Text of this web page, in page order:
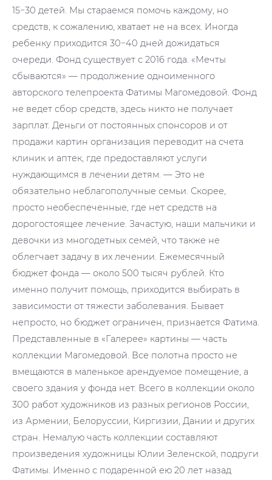
15−30 детей. Мы стараемся помочь каждому, но
средств, к сожалению, хватает не на всех. Иногда
ребенку приходится 30−40 дней дожидаться
очереди. Фонд существует с 2016 года. «Мечты
сбываются» — продолжение одноименного
авторского телепроекта Фатимы Магомедовой. Фонд
не ведет сбор средств, здесь никто не получает
зарплат. Деньги от постоянных спонсоров и от
продажи картин организация переводит на счета
клиник и аптек, где предоставляют услуги
нуждающимся в лечении детям. — Это не
обязательно неблагополучные семьи. Скорее,
просто необеспеченные, где нет средств на
дорогостоящее лечение. Зачастую, наши мальчики и
девочки из многодетных семей, что также не
облегчает задачу в их лечении. Ежемесячный
бюджет фонда — около 500 тысяч рублей. Кто
именно получит помощь, приходится выбирать в
зависимости от тяжести заболевания. Бывает
непросто, но бюджет ограничен, признается Фатима.
Представленные в «Галерее» картины — часть
коллекции Магомедовой. Все полотна просто не
вмещаются в маленькое арендуемое помещение, а
своего здания у фонда нет. Всего в коллекции около
300 работ художников из разных регионов России,
из Армении, Белоруссии, Киргизии, Дании и других
стран. Немалую часть коллекции составляют
произведения художницы Юлии Зеленской, подруги
Фатимы. Именно с подаренной ею 20 лет назад